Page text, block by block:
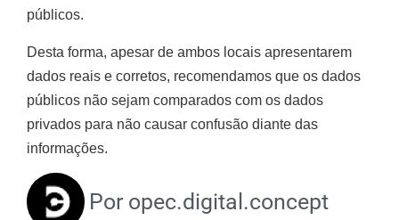
públicos.
Desta forma, apesar de ambos locais apresentarem
dados reais e corretos, recomendamos que os dados
públicos não sejam comparados com os dados
privados para não causar confusão diante das
informações.
Por opec.digital.concept